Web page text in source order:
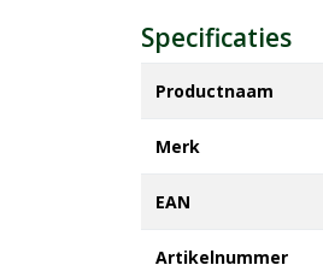
Specificaties
Productnaam
Merk
EAN
Artikelnummer